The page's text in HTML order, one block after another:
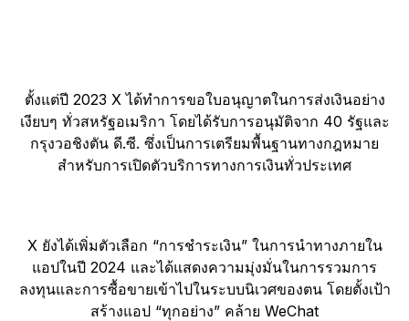
ตั้งแต่ปี 2023 X ได้ทำการขอใบอนุญาตในการส่งเงินอย่าง
เงียบๆ ทั่วสหรัฐอเมริกา โดยได้รับการอนุมัติจาก 40 รัฐและ
กรุงวอชิงตัน ดี.ซี. ซึ่งเป็นการเตรียมพื้นฐานทางกฎหมาย
สำหรับการเปิดตัวบริการทางการเงินทั่วประเทศ
X ยังได้เพิ่มตัวเลือก “การชำระเงิน” ในการนำทางภายใน
แอปในปี 2024 และได้แสดงความมุ่งมั่นในการรวมการ
ลงทุนและการซื้อขายเข้าไปในระบบนิเวศของตน โดยตั้งเป้า
สร้างแอป “ทุกอย่าง” คล้าย WeChat